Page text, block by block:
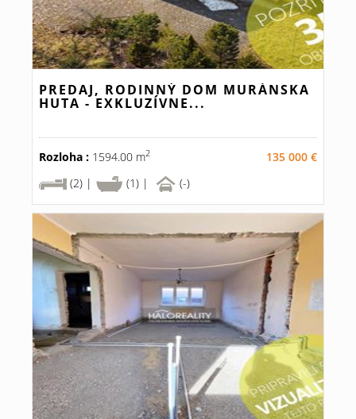
PREDAJ, RODINNÝ DOM MURÁNSKA
HUTA - EXKLUZÍVNE...
Rozloha : 1594.00 m2
135 000 €
(2) |
(1) | (-)